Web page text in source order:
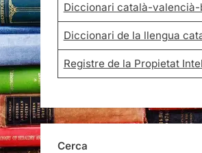
Diccionari català-valencià-
Diccionari de la llengua
Registre de la Propietat
Cerca